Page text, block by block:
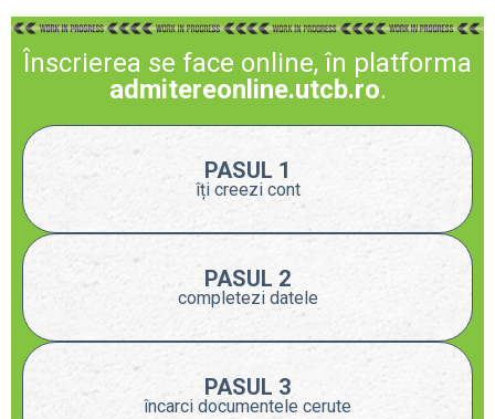
Înscrierea se face online, în platforma
admitereonline.utcb.ro.
PASUL 1
îți creezi cont
PASUL 2
completezi datele
PASUL 3
încarci documentele cerute